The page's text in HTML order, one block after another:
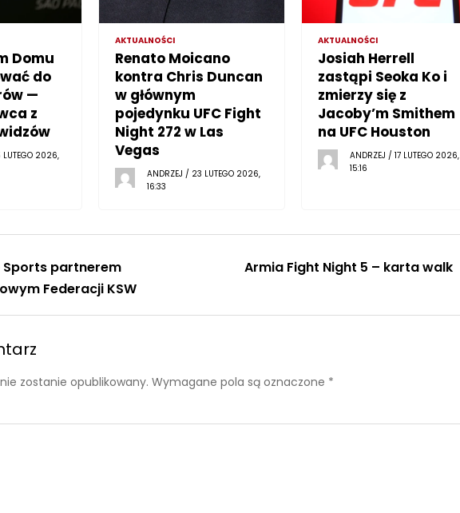
Domu
do
—
z
2026,
AKTUALNOŚCI
Renato Moicano
kontra Chris Duncan
w głównym
pojedynku UFC Fight
Night 272 w Las
Vegas
ANDRZEJ / 23 LUTEGO 2026,
16:33
AKTUALNOŚCI
Josiah Herrell
zastąpi Seoka Ko i
zmierzy się z
Jacoby’m Smithem
na UFC Houston
ANDRZEJ / 17 LUTEGO 2026,
15:16
Sports partnerem
Federacji KSW
Armia Fight Night 5 – karta walk
zostanie opublikowany. Wymagane pola są oznaczone *